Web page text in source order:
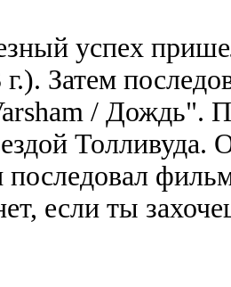
успех
Затем
/ Дождь".
Толливуда.
последовал
если ты